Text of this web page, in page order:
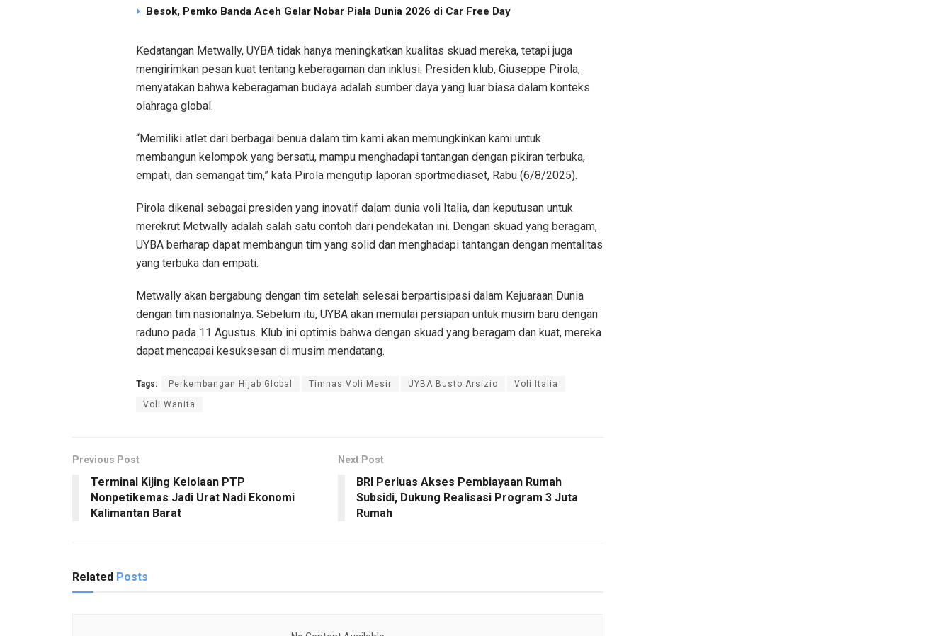
Besok, Pemko Banda Aceh Gelar Nobar Piala Dunia 2026 di Car Free Day
Kedatangan Metwally, UYBA tidak hanya meningkatkan kualitas skuad mereka, tetapi juga
mengirimkan pesan kuat tentang keberagaman dan inklusi. Presiden klub, Giuseppe Pirola,
menyatakan bahwa keberagaman budaya adalah sumber daya yang luar biasa dalam konteks
olahraga global.
“Memiliki atlet dari berbagai benua dalam tim kami akan memungkinkan kami untuk
membangun kelompok yang bersatu, mampu menghadapi tantangan dengan pikiran terbuka,
empati, dan semangat tim,” kata Pirola mengutip laporan sportmediaset, Rabu (6/8/2025).
Pirola dikenal sebagai presiden yang inovatif dalam dunia voli Italia, dan keputusan untuk
merekrut Metwally adalah salah satu contoh dari pendekatan ini. Dengan skuad yang beragam,
UYBA berharap dapat membangun tim yang solid dan menghadapi tantangan dengan mentalitas
yang terbuka dan empati.
Metwally akan bergabung dengan tim setelah selesai berpartisipasi dalam Kejuaraan Dunia
dengan tim nasionalnya. Sebelum itu, UYBA akan memulai persiapan untuk musim baru dengan
raduno pada 11 Agustus. Klub ini optimis bahwa dengan skuad yang beragam dan kuat, mereka
dapat mencapai kesuksesan di musim mendatang.
Tags: Perkembangan Hijab Global Timnas Voli Mesir UYBA Busto Arsizio Voli Italia
Voli Wanita
Previous Post
Terminal Kijing Kelolaan PTP
Nonpetikemas Jadi Urat Nadi Ekonomi
Kalimantan Barat
Next Post
BRI Perluas Akses Pembiayaan Rumah
Subsidi, Dukung Realisasi Program 3 Juta
Rumah
Related Posts